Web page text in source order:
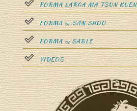
FORMA LARGA MA TSUN KUEN
FORMADESAN SHOU
FORMADESABLE
VIDEOS